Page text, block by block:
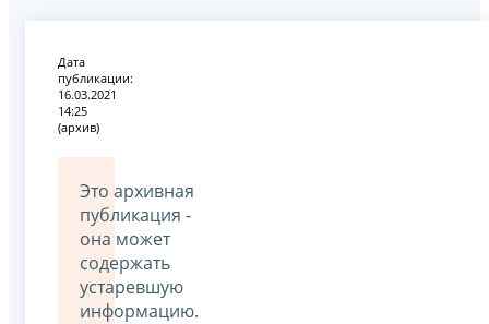
Дата
публикации:
16.03.2021
14:25
(архив)
Это архивная
публикация -
она может
содержать
устаревшую
информацию.